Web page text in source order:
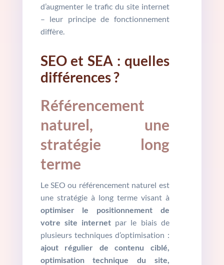
d’augmenter le trafic du site internet
– leur principe de fonctionnement
diffère.
SEO et SEA : quelles
différences ?
Référencement
naturel, une
stratégie long
terme
Le SEO ou référencement naturel est
une stratégie à long terme visant à
optimiser le positionnement de
votre site internet par le biais de
plusieurs techniques d’optimisation :
ajout régulier de contenu ciblé,
optimisation technique du site,